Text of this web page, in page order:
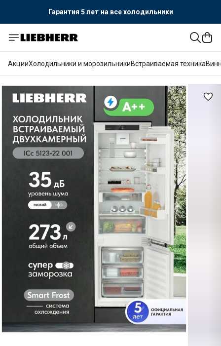
Гарантия 5 лет на все холодильники
Официальный поставщик LIEBHERR
на все холодильники
АкцииХолодильники и морозильникиВстраиваемая техника